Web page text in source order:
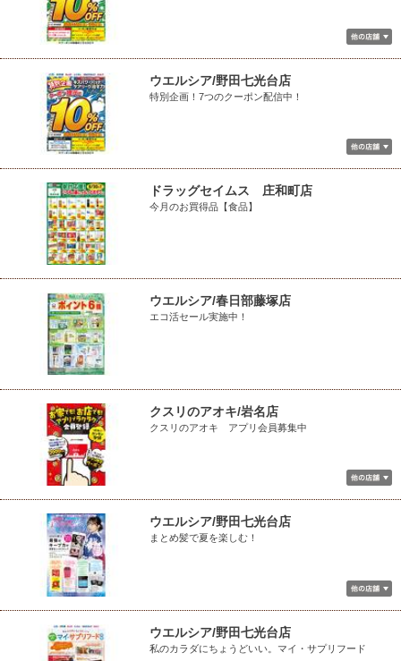
ウエルシア/野田七光台店
特別企画！7つのクーポン配信中！
ドラッグセイムス 庄和町店
今月のお買得品【食品】
ウエルシア/春日部藤塚店
エコ活セール実施中！
クスリのアオキ/岩名店
クスリのアオキ アプリ会員募集中
ウエルシア/野田七光台店
まとめ髪で夏を楽しむ！
ウエルシア/野田七光台店
私のカラダにちょうどいい。マイ・サプリフード